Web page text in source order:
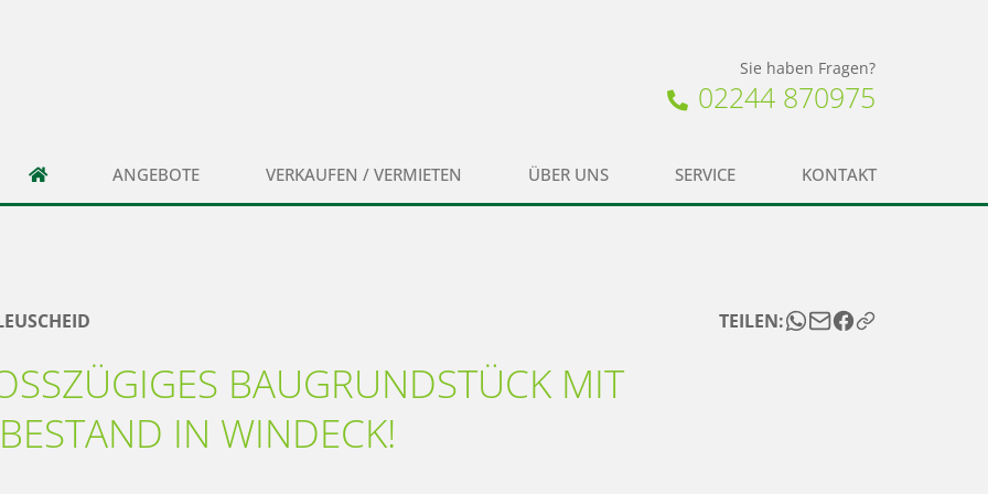
Sie haben Fragen?
02244 870975
ANGEBOTE VERKAUFEN / VERMIETEN ÜBER UNS SERVICE KONTAKT
TEILEN:
BAUGRUNDSTÜCK MIT B
IN WINDECK!